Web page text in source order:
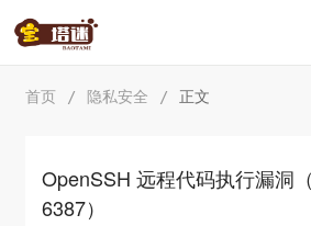
首页 / 隐私安全 / 正文
OpenSSH 远程代码执行漏洞
6387）